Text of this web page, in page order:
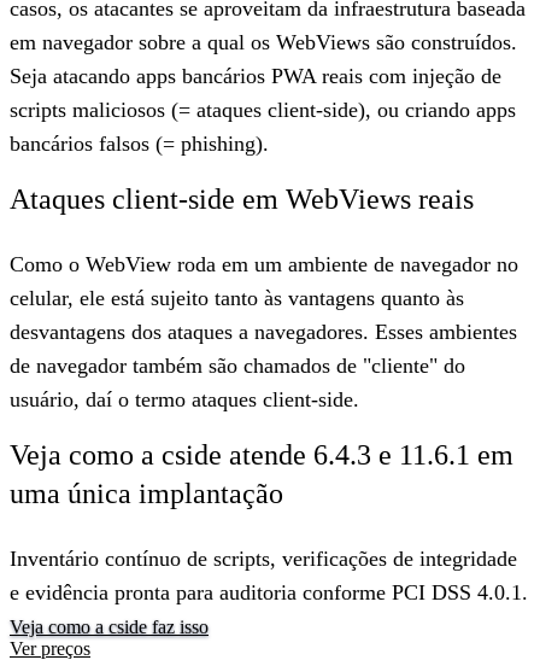
casos, os atacantes se aproveitam da infraestrutura baseada
em navegador sobre a qual os WebViews são construídos.
Seja atacando apps bancários PWA reais com injeção de
scripts maliciosos (= ataques client-side), ou criando apps
bancários falsos (= phishing).
Ataques client-side em WebViews reais
Como o WebView roda em um ambiente de navegador no
celular, ele está sujeito tanto às vantagens quanto às
desvantagens dos ataques a navegadores. Esses ambientes
de navegador também são chamados de "cliente" do
usuário, daí o termo ataques client-side.
Veja como a cside atende 6.4.3 e 11.6.1 em
uma única implantação
Inventário contínuo de scripts, verificações de integridade
e evidência pronta para auditoria conforme PCI DSS 4.0.1.
Veja como a cside faz isso
Ver preços